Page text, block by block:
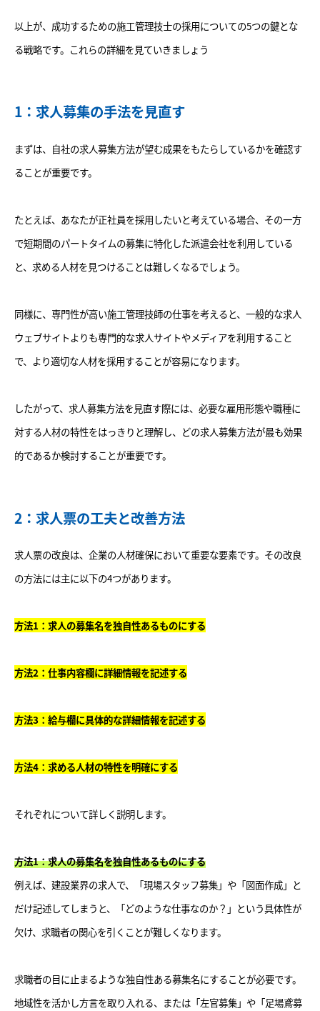
以上が、成功するための施工管理技士の採用についての5つの鍵とな
る戦略です。これらの詳細を見ていきましょう
1：求人募集の手法を見直す
まずは、自社の求人募集方法が望む成果をもたらしているかを確認す
ることが重要です。
たとえば、あなたが正社員を採用したいと考えている場合、その一方
で短期間のパートタイムの募集に特化した派遣会社を利用している
と、求める人材を見つけることは難しくなるでしょう。
同様に、専門性が高い施工管理技師の仕事を考えると、一般的な求人
ウェブサイトよりも専門的な求人サイトやメディアを利用すること
で、より適切な人材を採用することが容易になります。
したがって、求人募集方法を見直す際には、必要な雇用形態や職種に
対する人材の特性をはっきりと理解し、どの求人募集方法が最も効果
的であるか検討することが重要です。
2：求人票の工夫と改善方法
求人票の改良は、企業の人材確保において重要な要素です。その改良
の方法には主に以下の4つがあります。
方法1：求人の募集名を独自性あるものにする
方法2：仕事内容欄に詳細情報を記述する
方法3：給与欄に具体的な詳細情報を記述する
方法4：求める人材の特性を明確にする
それぞれについて詳しく説明します。
方法1：求人の募集名を独自性あるものにする
例えば、建設業界の求人で、「現場スタッフ募集」や「図面作成」と
だけ記述してしまうと、「どのような仕事なのか？」という具体性が
欠け、求職者の関心を引くことが難しくなります。
求職者の目に止まるような独自性ある募集名にすることが必要です。
地域性を活かし方言を取り入れる、または「左官募集」や「足場鳶募